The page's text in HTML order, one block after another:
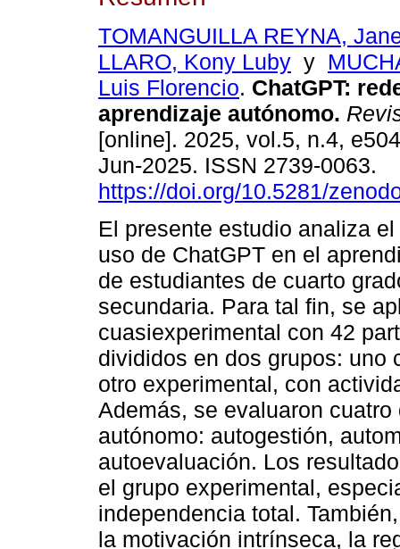
TOMANGUILLA REYNA,
LLARO, Kony Luby y
Luis Florencio. ChatGPT:
aprendizaje autónomo.
[online]. 2025, vol.5, n.4,
Jun-2025. ISSN 2739-0063.
https://doi.org/10.5281/
El presente estudio analiza
uso de ChatGPT en el
de estudiantes de cuarto
secundaria. Para tal fin, se
cuasiexperimental con 42
divididos en dos grupos: uno
otro experimental, con
Además, se evaluaron
autónomo: autogestión,
autoevaluación. Los
el grupo experimental,
independencia total.
la motivación intrínseca, la